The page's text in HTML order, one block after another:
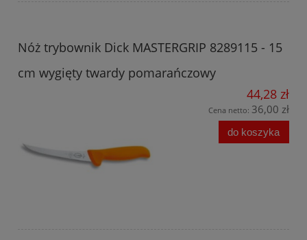
Nóż trybownik Dick MASTERGRIP 8289115 - 15
cm wygięty twardy pomarańczowy
44,28 zł
Cena netto: 36,00 zł
do koszyka